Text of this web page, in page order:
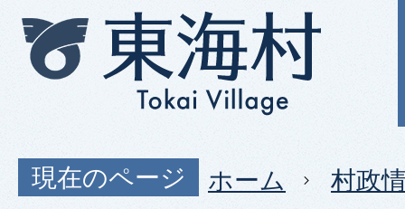
現在のページ ホーム 村政